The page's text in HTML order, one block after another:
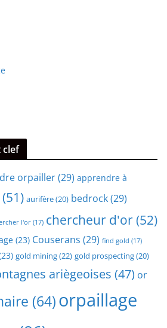
clef
orpailler(29) apprendre à
(51) aurifère(20) bedrock(29)
l'or (17) chercheur d'or(52)
(23) Couserans (29) find gold (17)
gold mining(22) gold prospecting(20)
ariègeoises (47) or
(64)orpaillage